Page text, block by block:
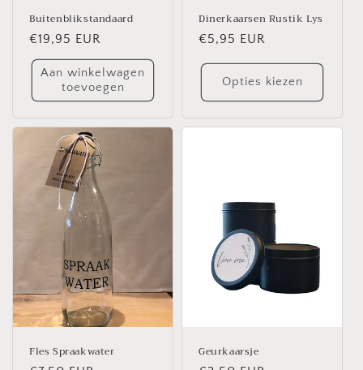
Buitenblikstandaard
Normale
prijs
€19,95 EUR
Aan winkelwagen
toevoegen
Dinerkaarsen Rustik Lys
Normale
€5,95 EUR
Opties kiezen
Fles Spraakwater Geurkaarsje